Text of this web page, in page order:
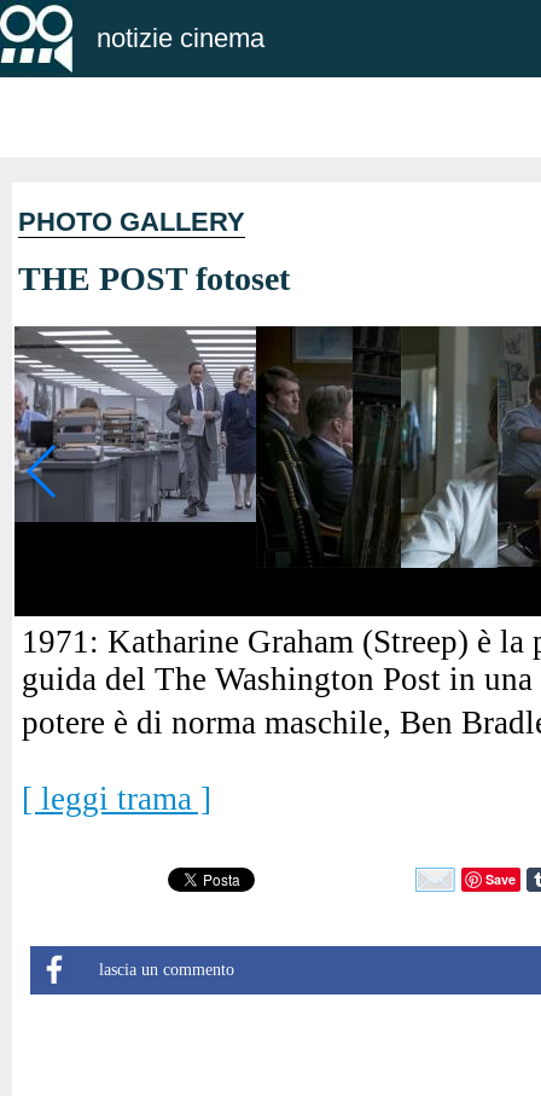
notizie cinema
PHOTO GALLERY
THE POST fotoset
1971: Katharine Graham (Streep) è la
guida del The Washington Post in
potere è di norma maschile, Ben
[ leggi trama ]
Save
lascia un commento